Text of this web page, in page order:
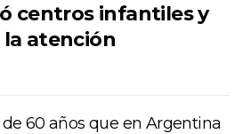
centros infantiles y
atención
de 60 años que en Argentina